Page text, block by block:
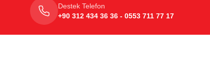
Destek Telefon
+90 312 434 36 36 - 0553 711 77 17